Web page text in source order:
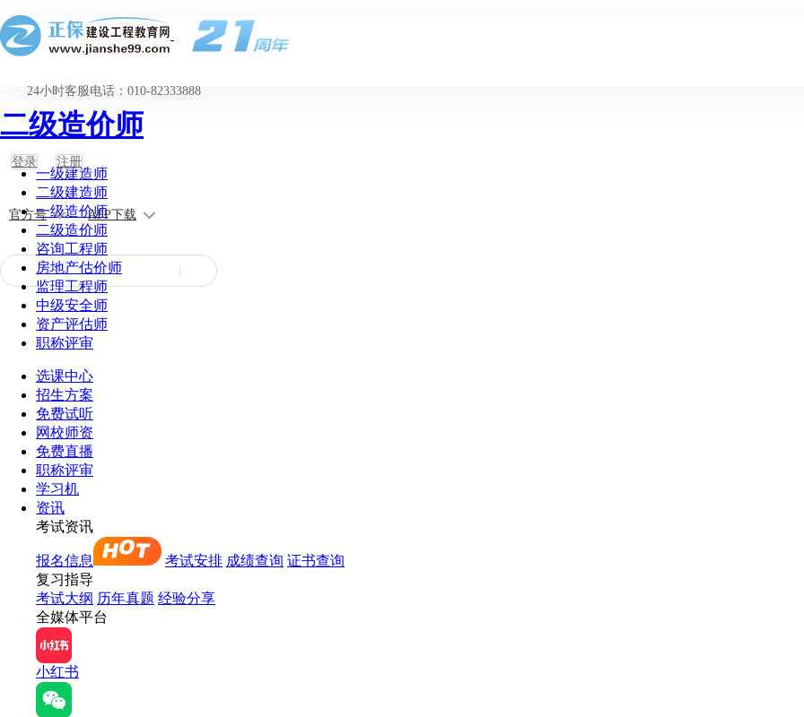
24小时客服电话：010-82333888
登录 注册
官方号 APP下载
二级造价师
一级建造师
二级建造师
一级造价师
二级造价师
咨询工程师
房地产估价师
监理工程师
中级安全师
资产评估师
职称评审
选课中心
招生方案
免费试听
网校师资
免费直播
职称评审
学习机
资讯
考试资讯
报名信息 考试安排 成绩查询 证书查询
复习指导
考试大纲 历年真题 经验分享
全媒体平台
小红书